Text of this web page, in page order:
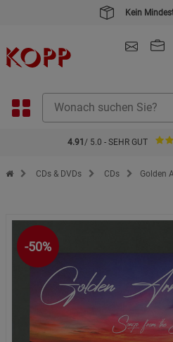
Kein
4.91 / 5.0 - SEHR GUT
Zur Startseite des Kopp Verlag Online-Shop
CDs & DVDs CDs Golden
-50%